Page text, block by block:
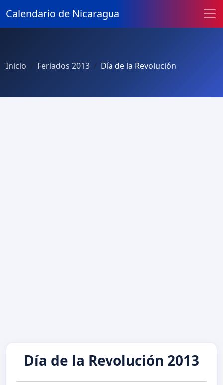
Calendario de Nicaragua
Inicio Feriados 2013 Día de la Revolución
Día de la Revolución 2013